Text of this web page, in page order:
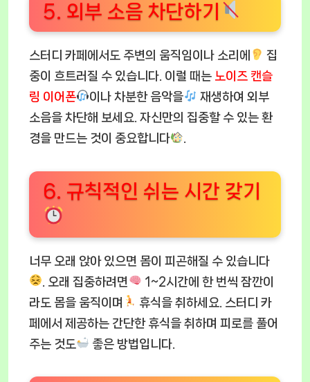
5. 외부 소음 차단하기
스터디 카페에서도 주변의 움직임이나 소리에
집
중이 흐트러질 수 있습니다. 이럴 때는 노이즈 캔슬
링 이어폰
이나 차분한 음악을
재생하여 외부
소음을 차단해 보세요. 자신만의 집중할 수 있는 환
경을 만드는 것이 중요합니다
6. 규칙적인 쉬는 시간 갖기
너무 오래 앉아 있으면 몸이 피곤해질 수 있습니다
. 오래 집중하려면
1~2시간에 한 번씩 잠깐이
라도 몸을 움직이며
휴식을 취하세요. 스터디 카
페에서 제공하는 간단한 휴식을 취하며 피로를 풀어
주는 것도
좋은 방법입니다.